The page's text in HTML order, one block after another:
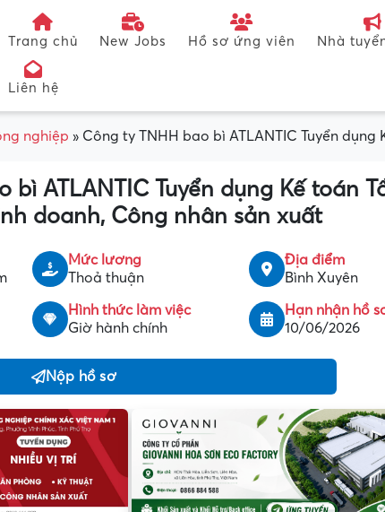
Trang chủ New Jobs Hồ sơ ứng viên Nhà
Liên hệ
nghiệp » Công ty TNHH bao bì ATLANTIC Tuyển
bì ATLANTIC Tuyển dụng Kế toán
doanh, Công nhân sản xuất
Mức lương
Thoả thuận
Địa điểm
Bình Xuyên
Hình thức làm việc
Giờ hành chính
Hạn nhận hồ
10/06/2026
Nộp hồ sơ